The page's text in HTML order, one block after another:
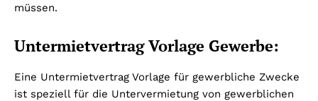
müssen.
Untermietvertrag Vorlage Gewerbe:
Eine Untermietvertrag Vorlage für gewerbliche Zwecke
ist speziell für die Untervermietung von gewerblichen